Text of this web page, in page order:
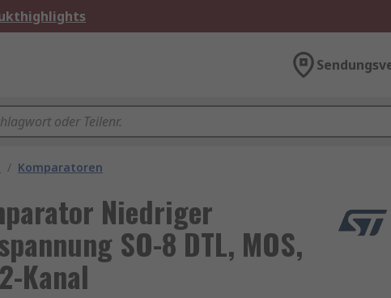
/ Komparatoren
Niedriger
SO-8 DTL, MOS,
Kanal